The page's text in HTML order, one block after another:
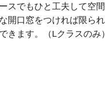
スでもひと工夫して空
開口窓をつければ限ら
きます。（Lクラスのみ）